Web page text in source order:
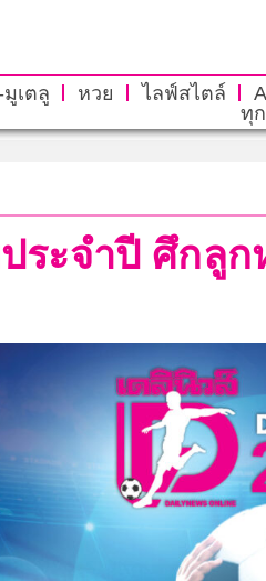
มูเตลู หวย ไลฟ์สไตล์
ทุ
ระจำปี ศึกลู